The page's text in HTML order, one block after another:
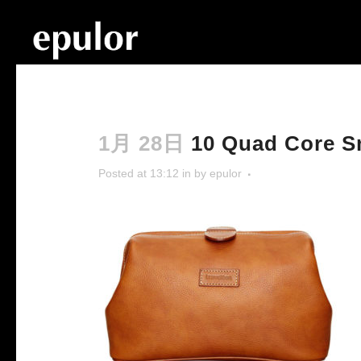
1月 28日 10 Quad Core
Posted at 13:12 in by epulor